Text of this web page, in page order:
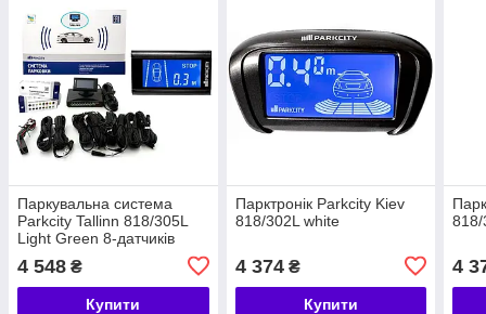
Паркувальна система
Parkcity Tallinn 818/305L
Light Green 8-датчиків
4 548 ₴
Купити
Парктронік Parkcity Kiev
818/302L white
4 374₴
Купити
818/
4